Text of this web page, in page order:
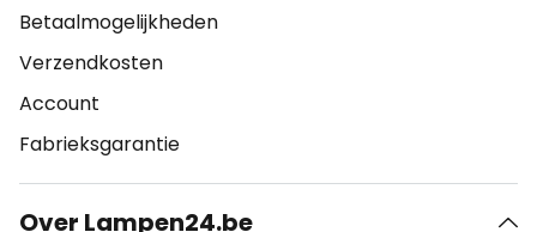
Betaalmogelijkheden
Verzendkosten
Account
Fabrieksgarantie
Over Lampen24.be